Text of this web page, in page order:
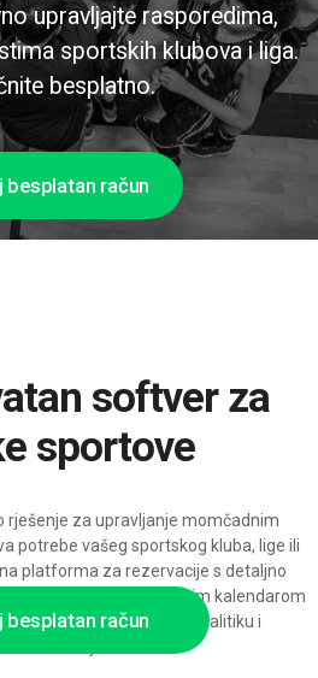
upravljajte rasporedima,
sportskih klubova i liga.
besplatno.
besplatan račun
besplatan račun
sportove
rješenje za upravljanje momčadnim
potrebe vašeg sportskog kluba, lige ili
platforma za rezervacije s detaljno
treninga, natjecateljskim kalendarom
spremna širiti se uz AI analitiku i